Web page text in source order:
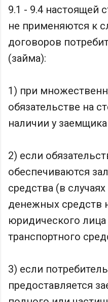
9.1 - 9.4 настоящей
не применяются к
договоров
(займа):
1) при
обязательстве на
наличии у
2) если
обеспечиваются
средства (в
денежных средств
юридического лица
транспортного
3) если
предоставляется